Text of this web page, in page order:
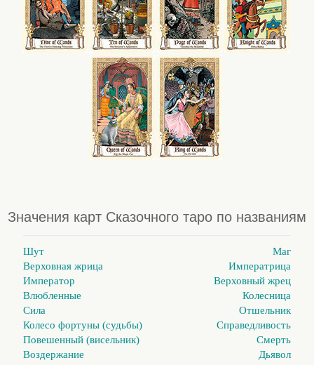
Значения карт Сказочного таро по названиям
Шут
Маг
Верховная жрица
Императрица
Император
Верховный жрец
Влюбленные
Колесница
Сила
Отшельник
Колесо фортуны (судьбы)
Справедливость
Повешенный (висельник)
Смерть
Воздержание
Дьявол